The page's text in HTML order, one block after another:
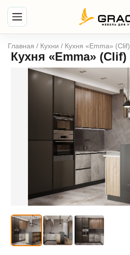
Главная / Кухни / Кухня «Emma» (Clif)
Кухня «Emma» (Clif)